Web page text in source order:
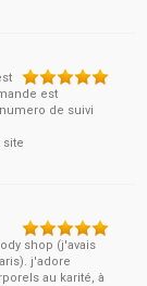
est
de suivi
site
shop (j'avais
j'adore
au karité, à